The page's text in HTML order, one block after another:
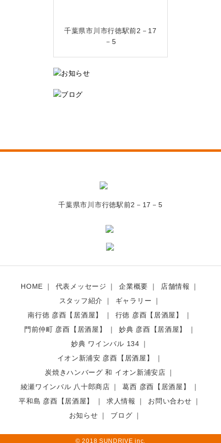
千葉県市川市行徳駅前2－17
－5
千葉県市川市行徳駅前2－17－5
HOME 代表メッセージ 企業概要
店舗情報
スタッフ紹介
ギャラリー
南行徳 彦酉【居酒屋】
行徳 彦酉【居酒屋】
門前仲町 彦酉【居酒屋】
妙典 彦酉【居酒屋】
妙典 ワインバル 134
イオン新浦安 彦酉【居酒屋】
炭焼きハンバーグ 和 イオン新浦安店
綾瀬ワインバル 八十郎商店
葛西 彦酉【居酒屋】
平和島 彦酉【居酒屋】
求人情報
お問い合わせ
お知らせ
ブログ
© 2018 SUNDRIVE inc.